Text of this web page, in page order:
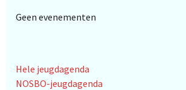
Geen evenementen
Hele jeugdagenda
NOSBO-jeugdagenda